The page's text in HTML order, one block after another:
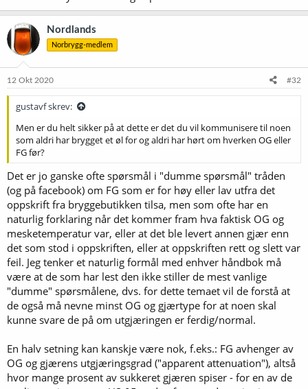
Nordlands
Norbrygg-medlem
12 Okt 2020 #32
gustavf skrev:
Men er du helt sikker på at dette er det du vil kommunisere til noen
som aldri har brygget et øl for og aldri har hørt om hverken OG eller
FG før?
Det er jo ganske ofte spørsmål i "dumme spørsmål" tråden
(og på facebook) om FG som er for høy eller lav utfra det
oppskrift fra bryggebutikken tilsa, men som ofte har en
naturlig forklaring når det kommer fram hva faktisk OG og
mesketemperatur var, eller at det ble levert annen gjær enn
det som stod i oppskriften, eller at oppskriften rett og slett var
feil. Jeg tenker et naturlig formål med enhver håndbok må
være at de som har lest den ikke stiller de mest vanlige
"dumme" spørsmålene, dvs. for dette temaet vil de forstå at
de også må nevne minst OG og gjærtype for at noen skal
kunne svare de på om utgjæringen er ferdig/normal.
En halv setning kan kanskje være nok, f.eks.: FG avhenger av
OG og gjærens utgjæringsgrad ("apparent attenuation"), altså
hvor mange prosent av sukkeret gjæren spiser - for en av de